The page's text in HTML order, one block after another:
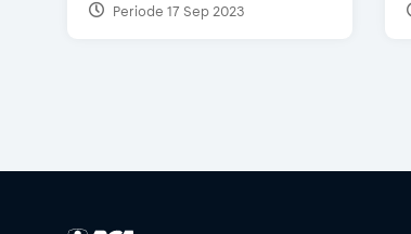
Periode 17 Sep 2023